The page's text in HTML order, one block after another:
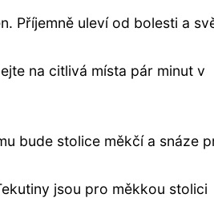
Příjemně uleví od bolesti a
na citlivá místa pár minut v
bude stolice měkčí a snáze
jsou pro měkkou stolici